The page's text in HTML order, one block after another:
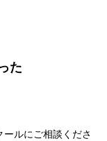
た
ールにご相談くださ